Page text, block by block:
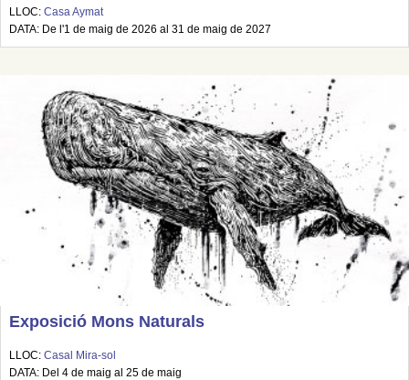
LLOC: Casa Aymat
DATA: De l'1 de maig de 2026 al 31 de maig de 2027
Exposició Mons Naturals
LLOC: Casal Mira-sol
DATA: Del 4 de maig al 25 de maig